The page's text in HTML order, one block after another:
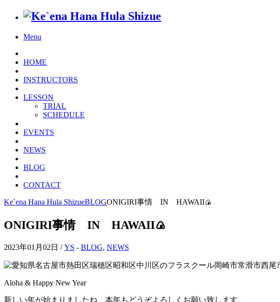
Menu
HOME
INSTRUCTORS
LESSON
TRIAL
SCHEDULE
EVENTS
NEWS
BLOG
CONTACT
Ke`ena Hana Hula ShizueBLOGONIGIRI事情 IN HAWAII🍙
ONIGIRI事情 IN HAWAII🍙
2023年01月02日 /YS - BLOG, NEWS
Aloha & Happy New Year
新しい年が始まりましたね、本年もどうぞよろしくお願い致します。